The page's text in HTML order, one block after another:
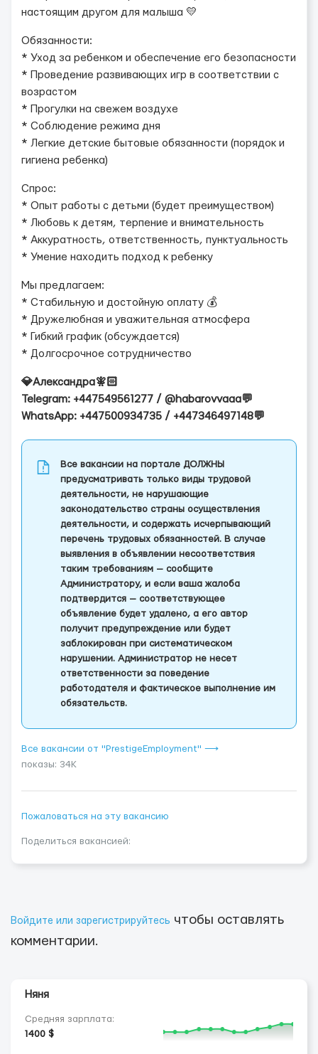
настоящим другом для малыша 💛
Обязанности:
* Уход за ребенком и обеспечение его безопасности
* Проведение развивающих игр в соответствии с
возрастом
* Прогулки на свежем воздухе
* Соблюдение режима дня
* Легкие детские бытовые обязанности (порядок и
гигиена ребенка)
Спрос:
* Опыт работы с детьми (будет преимуществом)
* Любовь к детям, терпение и внимательность
* Аккуратность, ответственность, пунктуальность
* Умение находить подход к ребенку
Мы предлагаем:
* Стабильную и достойную оплату 💰
* Дружелюбная и уважительная атмосфера
* Гибкий график (обсуждается)
* Долгосрочное сотрудничество
💎Александра🧚🏻
Telegram: +447549561277 / @habarovvaaa💬
WhatsApp: +447500934735 / +447346497148💬
Все вакансии на портале ДОЛЖНЫ
предусматривать только виды трудовой
деятельности, не нарушающие
законодательство страны осуществления
деятельности, и содержать исчерпывающий
перечень трудовых обязанностей. В случае
выявления в объявлении несоответствия
таким требованиям — сообщите
Администратору, и если ваша жалоба
подтвердится — соответствующее
объявление будет удалено, а его автор
получит предупреждение или будет
заблокирован при систематическом
нарушении. Администратор не несет
ответственности за поведение
работодателя и фактическое выполнение им
обязательств.
Все вакансии от "PrestigeEmployment" ⟶
показы: 34K
Пожаловаться на эту вакансию
Поделиться вакансией:
Войдите или зарегистрируйтесь чтобы оставлять
комментарии.
Няня
Средняя зарплата:
1400 $